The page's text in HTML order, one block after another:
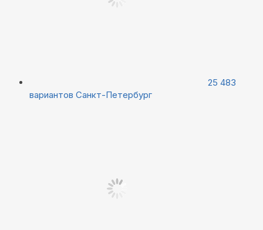
25 483
вариантов Санкт-Петербург